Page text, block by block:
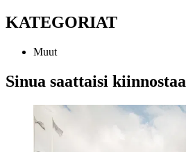
KATEGORIAT
Muut
Sinua saattaisi kiinnostaa